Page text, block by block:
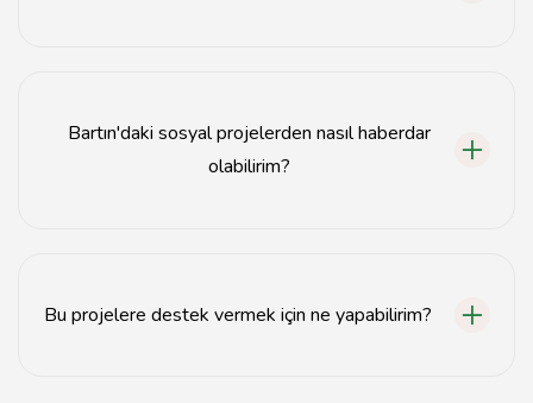
Bartın'daki sosyal projelerden nasıl haberdar
olabilirim?
Bu projelere destek vermek için ne yapabilirim?